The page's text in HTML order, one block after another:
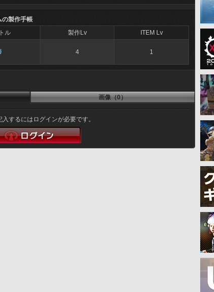
の製作手帳
ル
製作Lv ITEM Lv
4 1
画像（0）
入するにはログインが必要です。